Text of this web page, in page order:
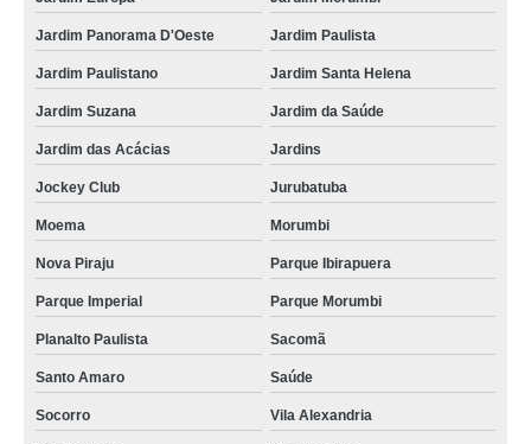
Jardim Panorama D'Oeste Jardim Paulista
Jardim Paulistano Jardim Santa Helena
Jardim Suzana Jardim da Saúde
Jardim das Acácias Jardins
Jockey Club Jurubatuba
Moema Morumbi
Nova Piraju Parque Ibirapuera
Parque Imperial Parque Morumbi
Planalto Paulista Sacomã
Santo Amaro Saúde
Socorro Vila Alexandria